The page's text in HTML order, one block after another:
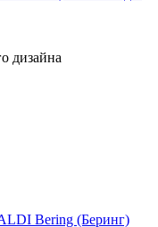
дизайна